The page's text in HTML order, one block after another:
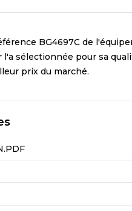
BG4697C de
l'a sélectionnée pour sa
prix du marché.